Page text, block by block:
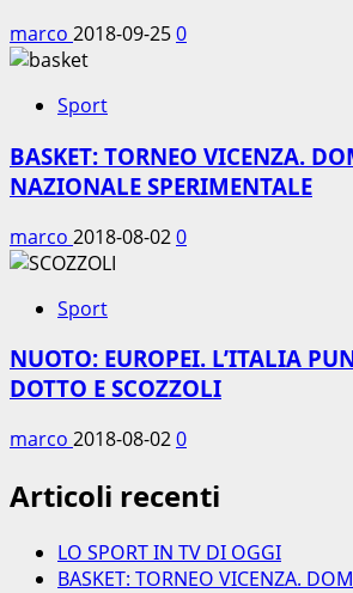
marco 2018-09-250
Sport
BASKET: TORNEO VICENZA.
NAZIONALE SPERIMENTALE
marco 2018-08-020
Sport
NUOTO: EUROPEI. L’ITALIA
DOTTO E SCOZZOLI
marco 2018-08-020
Articoli recenti
LO SPORT IN TV DI OGGI
BASKET: TORNEO VICENZA.